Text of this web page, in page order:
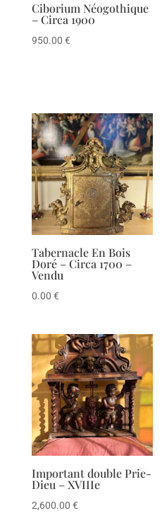
Ciborium Néogothique
– Circa 1900
950.00 €
Tabernacle En Bois
Doré – Circa 1700 –
Vendu
0.00 €
Important double Prie-
Dieu – XVIIIe
2,600.00 €